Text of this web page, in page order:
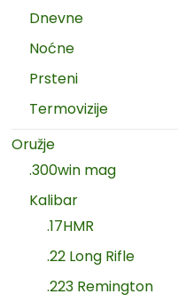
Dnevne
Noćne
Prsteni
Termovizije
Oružje
.300win mag
Kalibar
.17HMR
.22 Long Rifle
.223 Remington